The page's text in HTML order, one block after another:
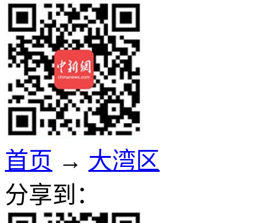
首页 → 大湾区
分享到：